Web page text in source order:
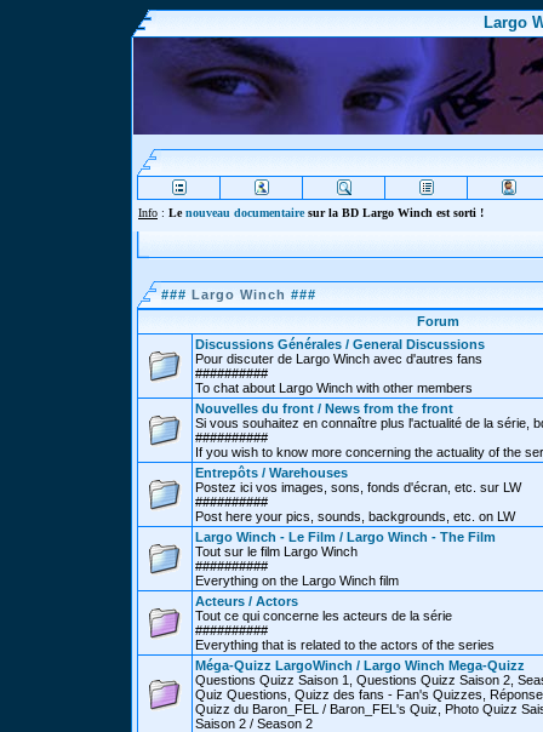
Largo
Info : Lenouveau documentairesur la BD Largo Winch est sorti !
### Largo Winch ###
Forum
Discussions Générales / General Discussions
Pour discuter de Largo Winch avec d'autres fans
##########
To chat about Largo Winch with other members
Nouvelles du front / News from the front
Si vous souhaitez en connaître plus l'actualité de la série,
##########
If you wish to know more concerning the actuality of the
Entrepôts / Warehouses
Postez ici vos images, sons, fonds d'écran, etc. sur LW
##########
Post here your pics, sounds, backgrounds, etc. on LW
Largo Winch - Le Film / Largo Winch - The Film
Tout sur le film Largo Winch
##########
Everything on the Largo Winch film
Acteurs / Actors
Tout ce qui concerne les acteurs de la série
##########
Everything that is related to the actors of the series
Méga-Quizz LargoWinch / Largo Winch Mega-Quizz
Questions Quizz Saison 1, Questions Quizz Saison 2,
Quiz Questions, Quizz des fans - Fan's Quizzes,
Quizz du Baron_FEL / Baron_FEL's Quiz, Photo Quizz
Saison 2 / Season 2